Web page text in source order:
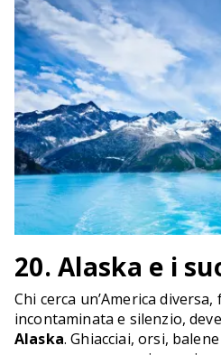
20. Alaska e i
Chi cerca un’America
incontaminata e silenzio,
Alaska. Ghiacciai, orsi,